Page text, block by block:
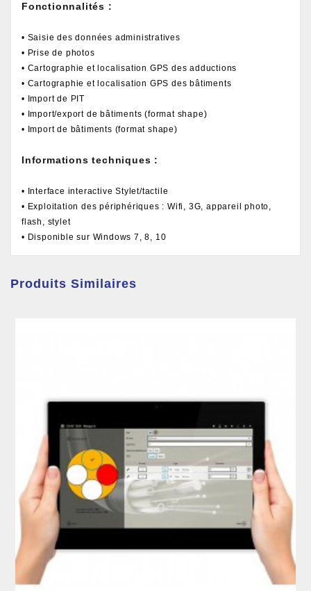
Fonctionnalités :
• Saisie des données administratives
• Prise de photos
• Cartographie et localisation GPS des adductions
• Cartographie et localisation GPS des bâtiments
• Import de PIT
• Import/export de bâtiments (format shape)
• Import de bâtiments (format shape)
Informations techniques :
• Interface interactive Stylet/tactile
• Exploitation des périphériques : Wifi, 3G, appareil photo,
flash, stylet
• Disponible sur Windows 7, 8, 10
Produits Similaires